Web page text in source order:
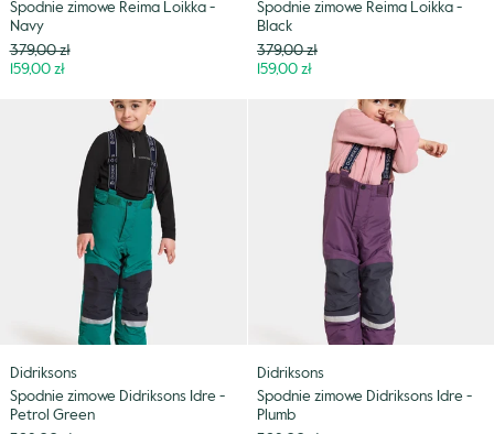
Spodnie zimowe Reima Loikka -
Navy
Cena
379,00 zł
Niższa
159,00 zł
Spodnie zimowe Reima Loikka -
Black
Cena
379,00 zł
Niższa
159,00 zł
Didriksons
Didriksons
Spodnie zimowe Didriksons Idre -
Petrol Green
Didriksons
Didriksons
Spodnie zimowe Didriksons Idre -
Plumb